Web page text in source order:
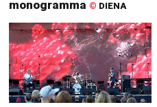
monogramma © DIENA